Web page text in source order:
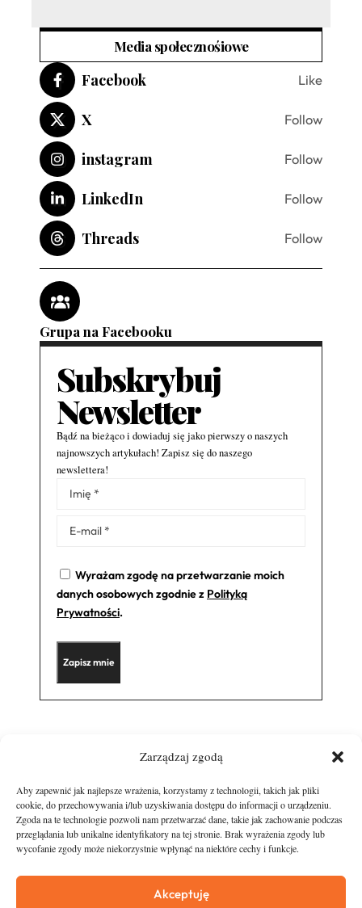
Zarządzaj zgodą
Aby zapewnić jak najlepsze wrażenia, korzystamy z technologii, takich jak pliki
cookie, do przechowywania i/lub uzyskiwania dostępu do informacji o urządzeniu.
Zgoda na te technologie pozwoli nam przetwarzać dane, takie jak zachowanie podczas
przeglądania lub unikalne identyfikatory na tej stronie. Brak wyrażenia zgody lub
wycofanie zgody może niekorzystnie wpłynąć na niektóre cechy i funkcje.
Akceptuję
Media społecznośiowe
Facebook Like
X Follow
instagram Follow
LinkedIn Follow
Threads Follow
Grupa na Facebooku
Subskrybuj
Newsletter
Bądź na bieżąco i dowiaduj się jako pierwszy o naszych
najnowszych artykułach! Zapisz się do naszego
newslettera!
Wyrażam zgodę na przetwarzanie moich
danych osobowych zgodnie z Polityką
Prywatności.
Alternative:
O nas